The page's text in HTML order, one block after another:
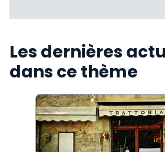
Les dernières
dans ce thème